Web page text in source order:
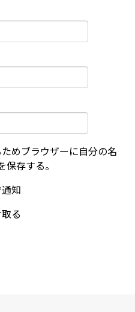
めブラウザーに自分の名
存する。
知
る